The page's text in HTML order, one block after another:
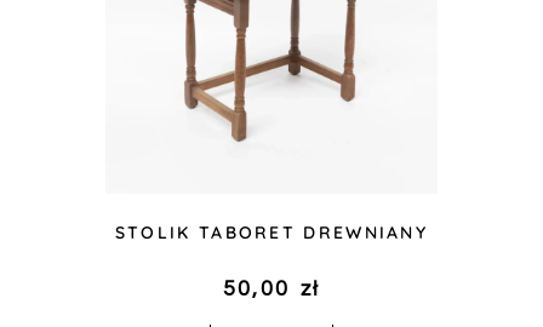
STOLIK TABORET DREWNIANY
50,00 zł